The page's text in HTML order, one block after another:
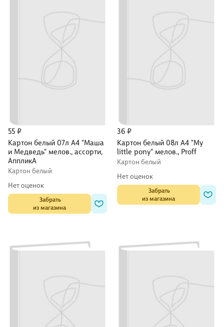
55 ₽
Картон белый 07л А4 "Маша
и Медведь" мелов., ассорти,
АппликА
Картон белый
Нет оценок
Забрать
из магазина
36 ₽
Картон белый 08л А4 "My
little pony" мелов., Proff
Картон белый
Нет оценок
Забрать
из магазина